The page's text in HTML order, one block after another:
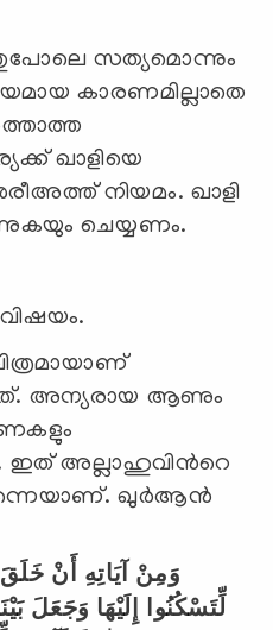
സത്യമൊന്നും
കാരണമില്ലാതെ
ഖാളിയെ
നിയമം. ഖാളി
ചെയ്യണം.
അന്യരായ ആണും
ഇത് അല്ലാഹുവിന്‍റെ
ഖുര്‍ആന്‍
وَمِنْ آيَاتِهِ أَنْ
لِّتَسْكُنُوا إِلَيْهَا وَجَعَلَ